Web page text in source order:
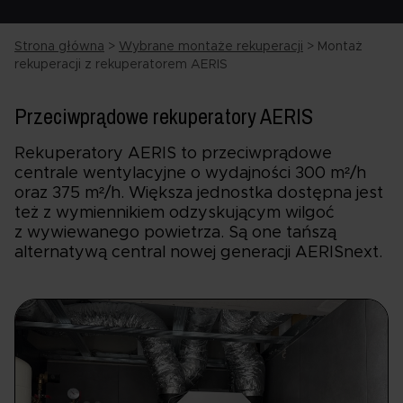
Strona główna > Wybrane montaże rekuperacji > Montaż
rekuperacji z rekuperatorem AERIS
Przeciwprądowe rekuperatory AERIS
Rekuperatory AERIS to przeciwprądowe
centrale wentylacyjne o wydajności 300 m²/h
oraz 375 m²/h. Większa jednostka dostępna jest
też z wymiennikiem odzyskującym wilgoć
z wywiewanego powietrza. Są one tańszą
alternatywą central nowej generacji AERISnext.